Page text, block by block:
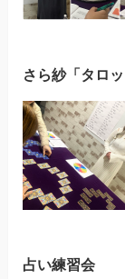
さら紗「タロッ
占い練習会